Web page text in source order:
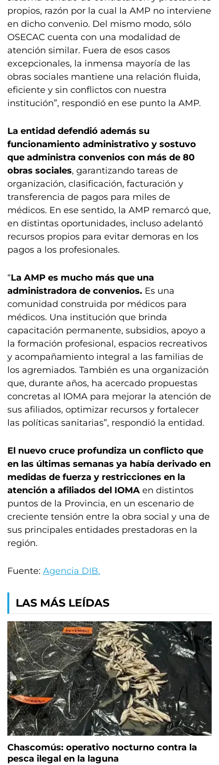
propios, razón por la cual la AMP no interviene
en dicho convenio. Del mismo modo, sólo
OSECAC cuenta con una modalidad de
atención similar. Fuera de esos casos
excepcionales, la inmensa mayoría de las
obras sociales mantiene una relación fluida,
eficiente y sin conflictos con nuestra
institución”, respondió en ese punto la AMP.
La entidad defendió además su
funcionamiento administrativo y sostuvo
que administra convenios con más de 80
obras sociales, garantizando tareas de
organización, clasificación, facturación y
transferencia de pagos para miles de
médicos. En ese sentido, la AMP remarcó que,
en distintas oportunidades, incluso adelantó
recursos propios para evitar demoras en los
pagos a los profesionales.
“La AMP es mucho más que una
administradora de convenios. Es una
comunidad construida por médicos para
médicos. Una institución que brinda
capacitación permanente, subsidios, apoyo a
la formación profesional, espacios recreativos
y acompañamiento integral a las familias de
los agremiados. También es una organización
que, durante años, ha acercado propuestas
concretas al IOMA para mejorar la atención de
sus afiliados, optimizar recursos y fortalecer
las políticas sanitarias”, respondió la entidad.
El nuevo cruce profundiza un conflicto que
en las últimas semanas ya había derivado en
medidas de fuerza y restricciones en la
atención a afiliados del IOMA en distintos
puntos de la Provincia, en un escenario de
creciente tensión entre la obra social y una de
sus principales entidades prestadoras en la
región.
Fuente: Agencia DIB.
LAS MÁS LEÍDAS
Chascomús: operativo nocturno contra la
pesca ilegal en la laguna